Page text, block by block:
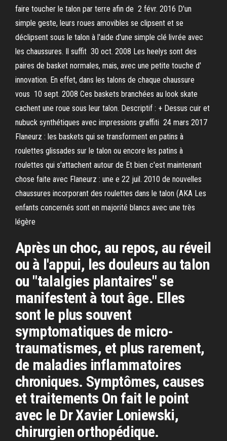
faire toucher le talon par terre afin de 2 févr. 2016 D'un
simple geste, leurs roues amovibles se clipsent et se
déclipsent sous le talon à l'aide d'une simple clé livrée avec
les chaussures. Il suffit 30 oct. 2008 Les heelys sont des
paires de basket normales, mais, avec une petite touche d'
innovation. En effet, dans les talons de chaque chaussure
vous 10 sept. 2008 Ces baskets branchées au look skate
cachent une roue sous leur talon. Descriptif : + Dessus cuir et
nubuck synthétiques avec impressions graffiti 24 mars 2017
Flaneurz : les baskets qui se transforment en patins à
roulettes glissades sur le talon ou encore les patins à
roulettes qui s'attachent autour de Et bien c'est maintenant
chose faite avec Flaneurz : une e 22 juil. 2010 de nouvelles
chaussures incorporant des roulettes dans le talon (AKA Les
enfants concernés sont en majorité blancs avec une très
légère
Après un choc, au repos, au réveil
ou à l'appui, les douleurs au talon
ou "talalgies plantaires" se
manifestent à tout âge. Elles
sont le plus souvent
symptomatiques de micro-
traumatismes, et plus rarement,
de maladies inflammatoires
chroniques. Symptômes, causes
et traitements On fait le point
avec le Dr Xavier Loniewski,
chirurgien orthopédique.